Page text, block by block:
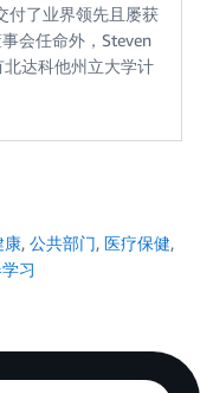
付了业界领先且屡获
会任命外，Steven
达科他州立大学计
康, 公共部门, 医疗保健,
习